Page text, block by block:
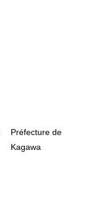
Préfecture de
Kagawa